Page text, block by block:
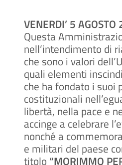
VENERDI’ 5
Questa
nell’intendimento di
che sono i valori
quali elementi
che ha fondato i suoi
costituzionali
libertà, nella pace e
accinge a celebrare
nonché a
e militari del paese
titolo “MORIMMO